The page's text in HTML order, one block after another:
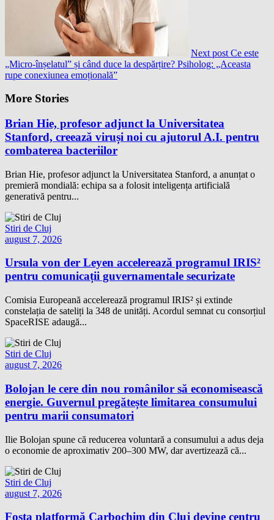
Next post Ce este
„Micro-înșelatul” și când duce la despărțire? Psiholog: „Aceasta
rupe conexiunea emoțională”
More Stories
Brian Hie, profesor adjunct la Universitatea
Stanford, creează viruși noi cu ajutorul A.I. pentru
combaterea bacteriilor
Brian Hie, profesor adjunct la Universitatea Stanford, a anunțat o
premieră mondială: echipa sa a folosit inteligența artificială
generativă pentru...
Stiri de Cluj
august 7, 2026
Ursula von der Leyen accelerează programul IRIS²
pentru comunicații guvernamentale securizate
Comisia Europeană accelerează programul IRIS² și extinde
constelația de sateliți la 348 de unități. Acordul semnat cu consorțiul
SpaceRISE adaugă...
Stiri de Cluj
august 7, 2026
Bolojan le cere din nou românilor să economisească
energie. Guvernul pregătește limitarea consumului
pentru marii consumatori
Ilie Bolojan spune că reducerea voluntară a consumului a adus deja
o economie de aproximativ 200–300 MW, dar avertizează că...
Stiri de Cluj
august 7, 2026
Fosta platformă Carbochim din Cluj devine centru